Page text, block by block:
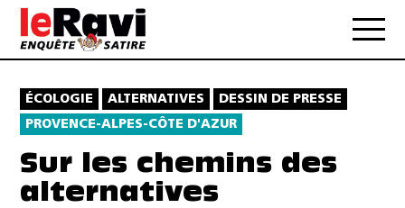
ÉCOLOGIE ALTERNATIVES
DESSIN DE PRESSE
PROVENCE-ALPES-CÔTE D'AZUR
Sur les chemins des
alternatives